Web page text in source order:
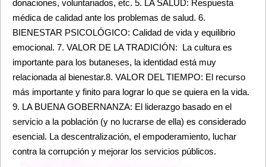
donaciones, voluntariados, etc. 5. LA SALUD: Respuesta
médica de calidad ante los problemas de salud. 6.
BIENESTAR PSICOLÓGICO: Calidad de vida y equilibrio
emocional. 7. VALOR DE LA TRADICIÓN:  La cultura es
importante para los butaneses, la identidad está muy
relacionada al bienestar.8. VALOR DEL TIEMPO: El recurso
más importante y finito para lograr lo que se quiera en la vida.
9. LA BUENA GOBERNANZA: El liderazgo basado en el
servicio a la población (y no lucrarse de ella) es considerado
esencial. La descentralización, el empoderamiento, luchar
contra la corrupción y mejorar los servicios públicos.